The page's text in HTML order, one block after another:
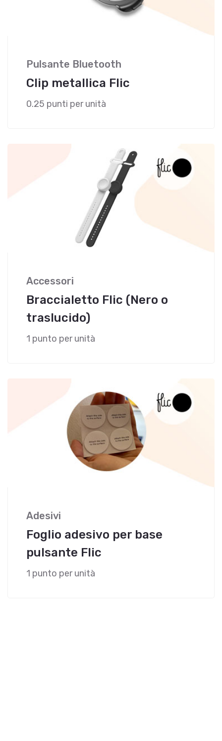
Pulsante Bluetooth
Clip metallica Flic
0.25 punti per unità
Accessori
Braccialetto Flic (Nero o
traslucido)
1 punto per unità
Adesivi
Foglio adesivo per base
pulsante Flic
1 punto per unità